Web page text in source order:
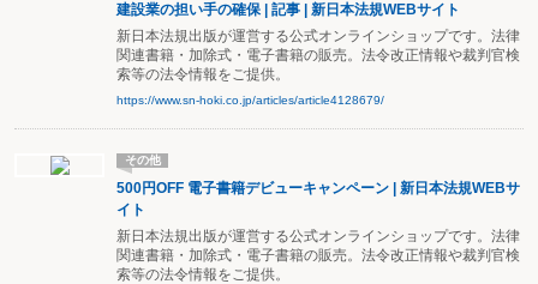
建設業の担い手の確保 | 記事 | 新日本法規WEBサイト
新日本法規出版が運営する公式オンラインショップです。法律
関連書籍・加除式・電子書籍の販売。法令改正情報や裁判官検
索等の法令情報をご提供。
https://www.sn-hoki.co.jp/articles/article4128679/
その他
500円OFF 電子書籍デビューキャンペーン | 新日本法規WEBサ
イト
新日本法規出版が運営する公式オンラインショップです。法律
関連書籍・加除式・電子書籍の販売。法令改正情報や裁判官検
索等の法令情報をご提供。